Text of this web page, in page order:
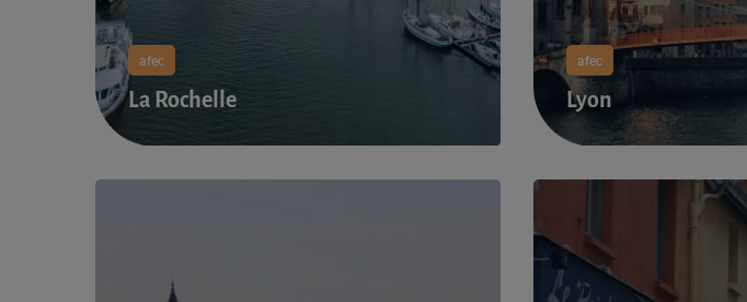
afec
La Rochelle
afec
Lyon